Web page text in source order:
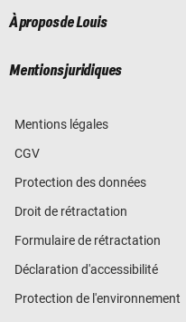
À propos de Louis
Mentions juridiques
Mentions légales
CGV
Protection des données
Droit de rétractation
Formulaire de rétractation
Déclaration d'accessibilité
Protection de l'environnement